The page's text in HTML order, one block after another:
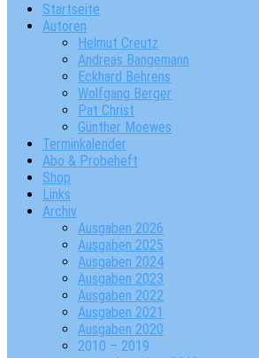
Startseite
Autoren
Helmut Creutz
Andreas Bangemann
Eckhard Behrens
Wolfgang Berger
Pat Christ
Günther Moewes
Terminkalender
Abo & Probeheft
Shop
Links
Archiv
Ausgaben 2026
Ausgaben 2025
Ausgaben 2024
Ausgaben 2023
Ausgaben 2022
Ausgaben 2021
Ausgaben 2020
2010 – 2019